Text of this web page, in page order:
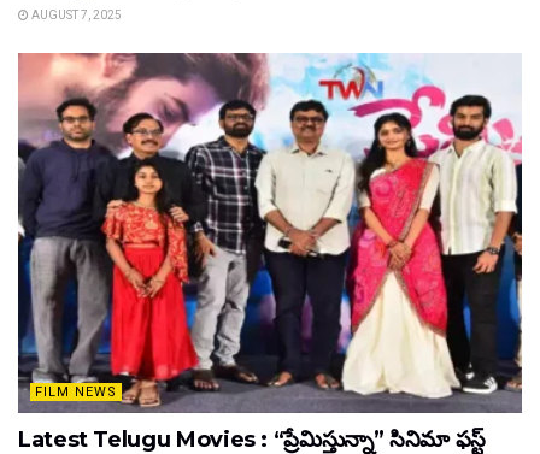
AUGUST 7, 2025
FILM NEWS
Latest Telugu Movies : “ప్రేమిస్తున్నా” సినిమా ఫస్ట్